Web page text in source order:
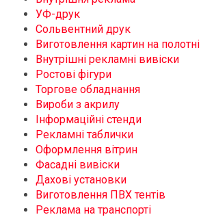
УФ-друк
Сольвентний друк
Виготовлення картин на полотні
Внутрішні рекламні вивіски
Ростові фігури
Торгове обладнання
Вироби з акрилу
Інформаційні стенди
Рекламні таблички
Оформлення вітрин
Фасадні вивіски
Дахові установки
Виготовлення ПВХ тентів
Реклама на транспорті